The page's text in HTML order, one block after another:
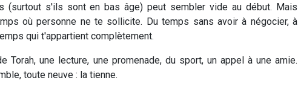
(surtout s'ils sont en bas âge) peut sembler vide au début. Mais
où personne ne te sollicite. Du temps sans avoir à négocier, à
qui t'appartient complètement.
Torah, une lecture, une promenade, du sport, un appel à une amie.
toute neuve : la tienne.